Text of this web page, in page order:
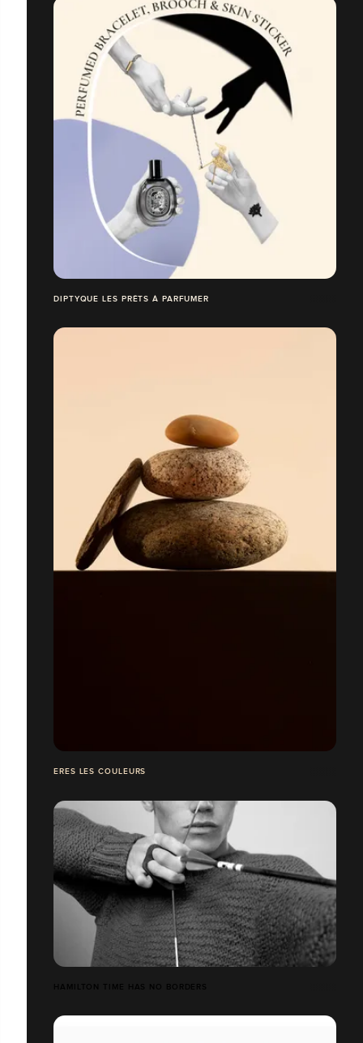
DIPTYQUE LES PRÊTS À PARFUMER
ERES LES COULEURS
HAMILTON TIME HAS NO BORDERS